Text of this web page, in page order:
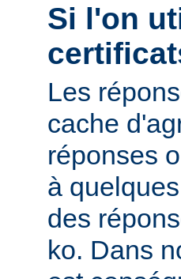
Si l'on
Les
cache
réponses
à
des
ko. Dans